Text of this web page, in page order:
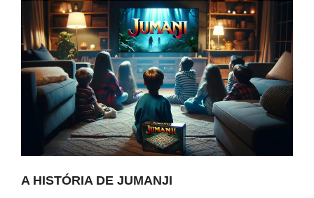
A HISTÓRIA DE JUMANJI